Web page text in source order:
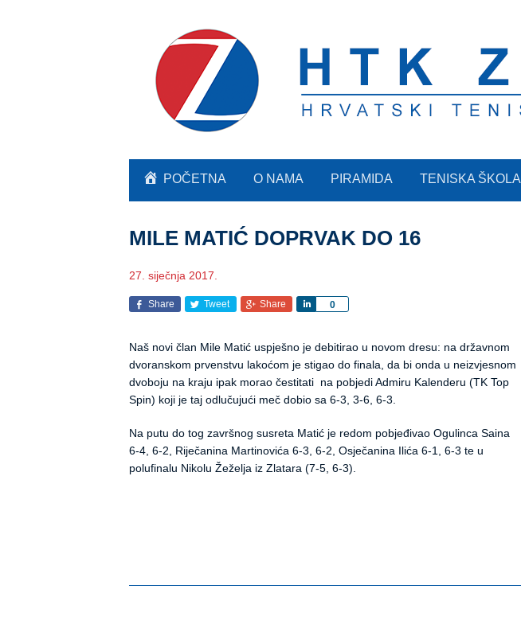
POČETNA O NAMA PIRAMIDA TENISKA ŠKOLA
MILE MATIĆ DOPRVAK DO 16
27. siječnja 2017.
Share Tweet Share 0
Share
Naš novi član Mile Matić uspješno je debitirao u novom dresu: na državnom
dvoranskom prvenstvu lakoćom je stigao do finala, da bi onda u neizvjesnom
dvoboju na kraju ipak morao čestitati na pobjedi Admiru Kalenderu (TK Top
Spin) koji je taj odlučujući meč dobio sa 6-3, 3-6, 6-3.
Na putu do tog završnog susreta Matić je redom pobjeđivao Ogulinca Saina
6-4, 6-2, Riječanina Martinovića 6-3, 6-2, Osječanina Ilića 6-1, 6-3 te u
polufinalu Nikolu Žeželja iz Zlatara (7-5, 6-3).